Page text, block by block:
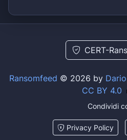
CERT-
Ransomfeed © 2026 by
CC BY 4.0
Condividi
Privacy Policy